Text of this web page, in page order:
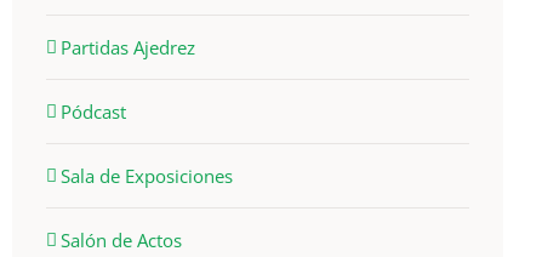
Partidas Ajedrez
Pódcast
Sala de Exposiciones
Salón de Actos